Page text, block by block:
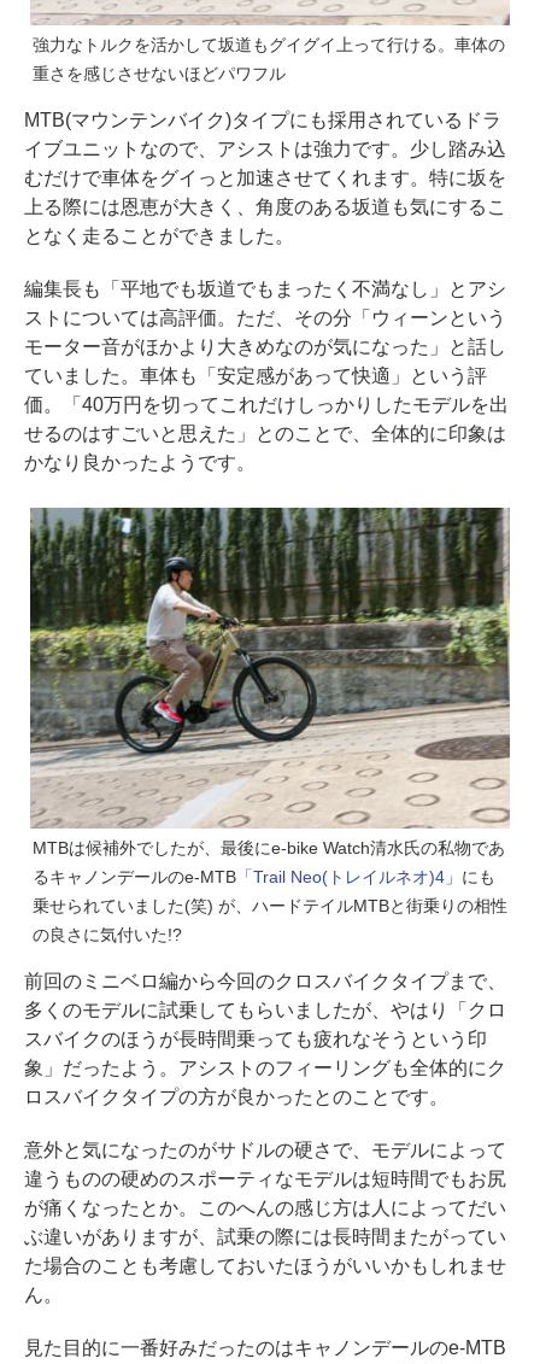
強力なトルクを活かして坂道もグイグイ上って行ける。車体の
重さを感じさせないほどパワフル
MTB(マウンテンバイク)タイプにも採用されているドラ
イブユニットなので、アシストは強力です。少し踏み込
むだけで車体をグイっと加速させてくれます。特に坂を
上る際には恩恵が大きく、角度のある坂道も気にするこ
となく走ることができました。
編集長も「平地でも坂道でもまったく不満なし」とアシ
ストについては高評価。ただ、その分「ウィーンという
モーター音がほかより大きめなのが気になった」と話し
ていました。車体も「安定感があって快適」という評
価。「40万円を切ってこれだけしっかりしたモデルを出
せるのはすごいと思えた」とのことで、全体的に印象は
かなり良かったようです。
MTBは候補外でしたが、最後にe-bike Watch清水氏の私物であ
るキャノンデールのe-MTB「Trail Neo(トレイルネオ)4」 にも
乗せられていました(笑) が、ハードテイルMTBと街乗りの相性
の良さに気付いた!?
前回のミニベロ編から今回のクロスバイクタイプまで、
多くのモデルに試乗してもらいましたが、やはり「クロ
スバイクのほうが長時間乗っても疲れなそうという印
象」だったよう。アシストのフィーリングも全体的にク
ロスバイクタイプの方が良かったとのことです。
意外と気になったのがサドルの硬さで、モデルによって
違うものの硬めのスポーティなモデルは短時間でもお尻
が痛くなったとか。このへんの感じ方は人によってだい
ぶ違いがありますが、試乗の際には長時間またがってい
た場合のことも考慮しておいたほうがいいかもしれませ
ん。
見た目的に一番好みだったのはキャノンデールのe-MTB